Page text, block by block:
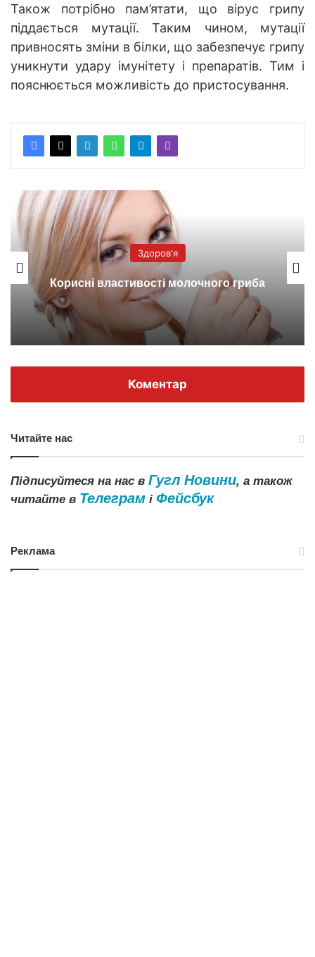
Також потрібно пам’ятати, що вірус грипу
піддається мутації. Таким чином, мутації
привносять зміни в білки, що забезпечує грипу
уникнути удару імунітету і препаратів. Тим і
пояснюється можливість до пристосування.
Здоров'я
Корисні властивості молочного гриба
Коментар
Читайте нас
Підписуйтеся на нас в Гугл Новини, а також
читайте в Телеграм і Фейсбук
Реклама